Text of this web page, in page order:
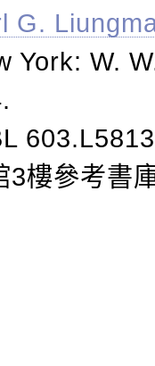
G.
York: W.
3樓參考書